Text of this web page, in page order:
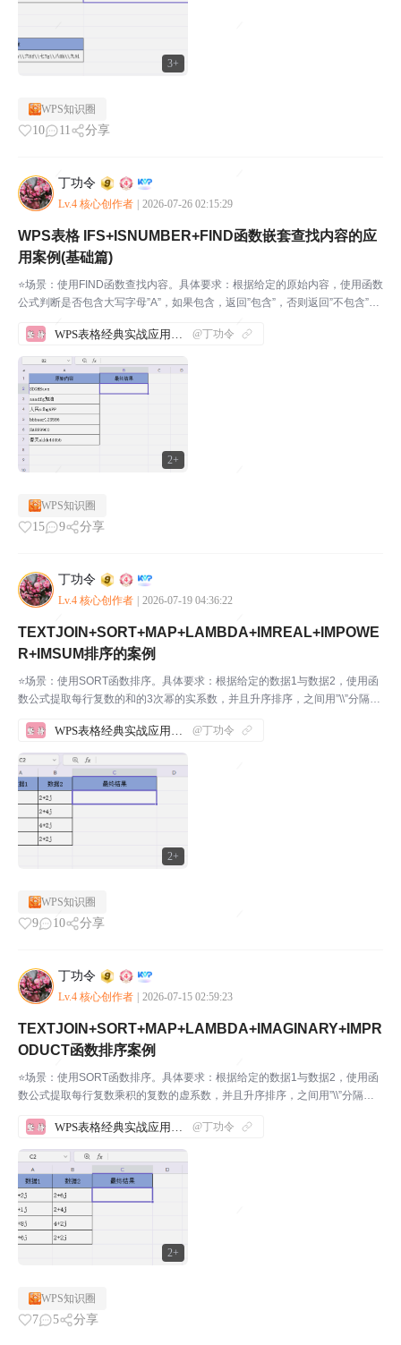
3+
WPS知识圈
10 11 分享
丁功令
Lv.4 核心创作者 2026-07-26 02:15:29
2+
WPS表格 IFS+ISNUMBER+FIND函数嵌套查找内容的应
用案例(基础篇)
⭐场景：使用FIND函数查找内容。具体要求：根据给定的原始内容，使用函数
公式判断是否包含大写字母”A”，如果包含，返回”包含”，否则返回”不包含”。
步骤1：先打开WPS软件，新建一份表格，并输入相应的内容。如下图所示：
我们来实际操作一下，帮助大家理解这几个...
@丁功令
WPS知识圈
15 9 分享
丁功令
Lv.4 核心创作者 2026-07-19 04:36:22
2+
TEXTJOIN+SORT+MAP+LAMBDA+IMREAL+IMPOWE
R+IMSUM排序的案例
⭐场景：使用SORT函数排序。具体要求：根据给定的数据1与数据2，使用函
数公式提取每行复数的和的3次幂的实系数，并且升序排序，之间用”\\”分隔。
我们来实际操作一下，帮助大家理解这几个函...
@丁功令
WPS知识圈
9 10 分享
丁功令
Lv.4 核心创作者 2026-07-15 02:59:23
2+
TEXTJOIN+SORT+MAP+LAMBDA+IMAGINARY+IMPR
ODUCT函数排序案例
⭐场景：使用SORT函数排序。具体要求：根据给定的数据1与数据2，使用函
数公式提取每行复数乘积的复数的虚系数，并且升序排序，之间用”\\”分隔。
我们来实际操作一下，帮助大家理解这几个函数...
@丁功令
WPS知识圈
7 5 分享